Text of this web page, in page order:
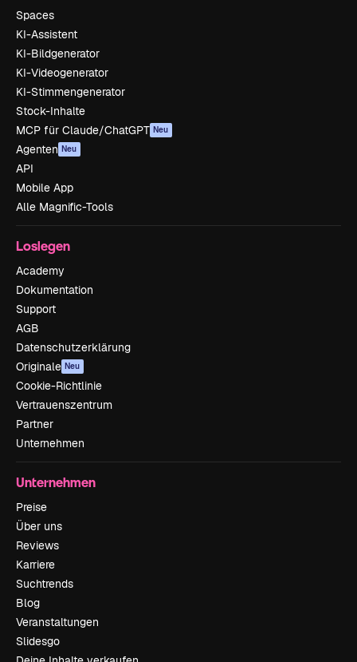
Spaces
KI-Assistent
KI-Bildgenerator
KI-Videogenerator
KI-Stimmengenerator
Stock-Inhalte
MCP für Claude/ChatGPT Neu
Agenten Neu
API
Mobile App
Alle Magnific-Tools
Loslegen
Academy
Dokumentation
Support
AGB
Datenschutzerklärung
Originale Neu
Cookie-Richtlinie
Vertrauenszentrum
Partner
Unternehmen
Unternehmen
Preise
Über uns
Reviews
Karriere
Suchtrends
Blog
Veranstaltungen
Slidesgo